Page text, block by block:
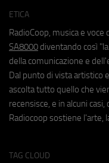
ETICA
RadioCoop, musica e
SA8000 diventando così
della comunicazione e
Dal punto di vista artistico
ascolta tutto quello che
recensisce, e in alcuni
Radiocoop sostiene l'arte,
TAG CLOUD